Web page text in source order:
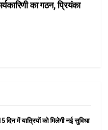
का गठन, प्रियंका
दिन में यात्रियों को मिलेगी नई सुविधा